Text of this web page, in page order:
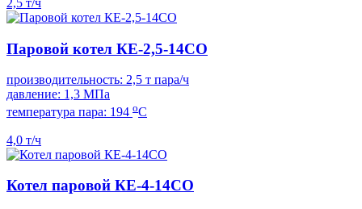
2,5 т/ч
Паровой котел КЕ-2,5-14СО
производительность: 2,5 т пара/ч
давление: 1,3 МПа
температура пара: 194 оС
4,0 т/ч
Котел паровой КЕ-4-14СО